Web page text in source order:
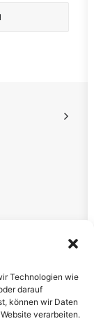
Technologien wie
darauf
können wir Daten
verarbeiten.